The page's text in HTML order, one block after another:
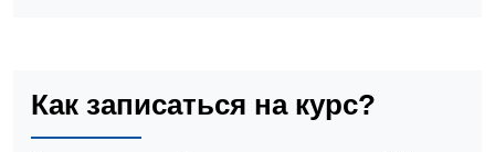
Как записаться на курс?